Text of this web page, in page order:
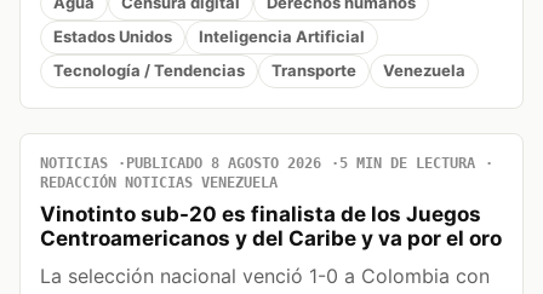
Estados Unidos
Inteligencia Artificial
Tecnología / Tendencias
Transporte Venezuela
NOTICIAS PUBLICADO 8 AGOSTO 2026
5 MIN DE LECTURA
REDACCIÓN NOTICIAS VENEZUELA
Vinotinto sub-20 es finalista de los Juegos
Centroamericanos y del Caribe y va por el oro
La selección nacional venció 1-0 a Colombia con